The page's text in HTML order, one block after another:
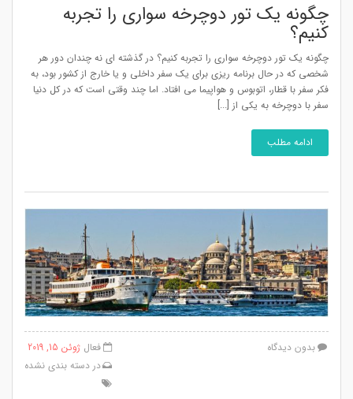
چگونه یک تور دوچرخه سواری را تجربه
کنیم؟
چگونه یک تور دوچرخه سواری را تجربه کنیم؟ در گذشته ای نه چندان دور هر
شخصی که در حال برنامه ریزی برای یک سفر داخلی و یا خارج از کشور بود، به
فکر سفر با قطار، اتوبوس و هواپیما می افتاد. اما چند وقتی است که در کل دنیا
سفر با دوچرخه به یکی از [...]
ادامه مطلب
فعال ژوئن 15, 2019
در دسته بندی نشده
بدون دیدگاه